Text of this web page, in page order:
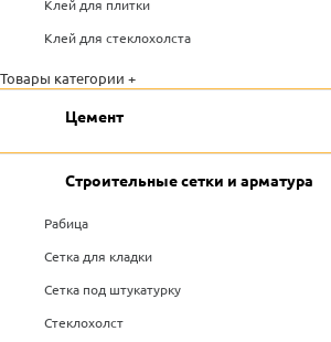
Клей для плитки
Клей для стеклохолста
Товары категории +
Цемент
Строительные сетки и арматура
Рабица
Сетка для кладки
Сетка под штукатурку
Стеклохолст